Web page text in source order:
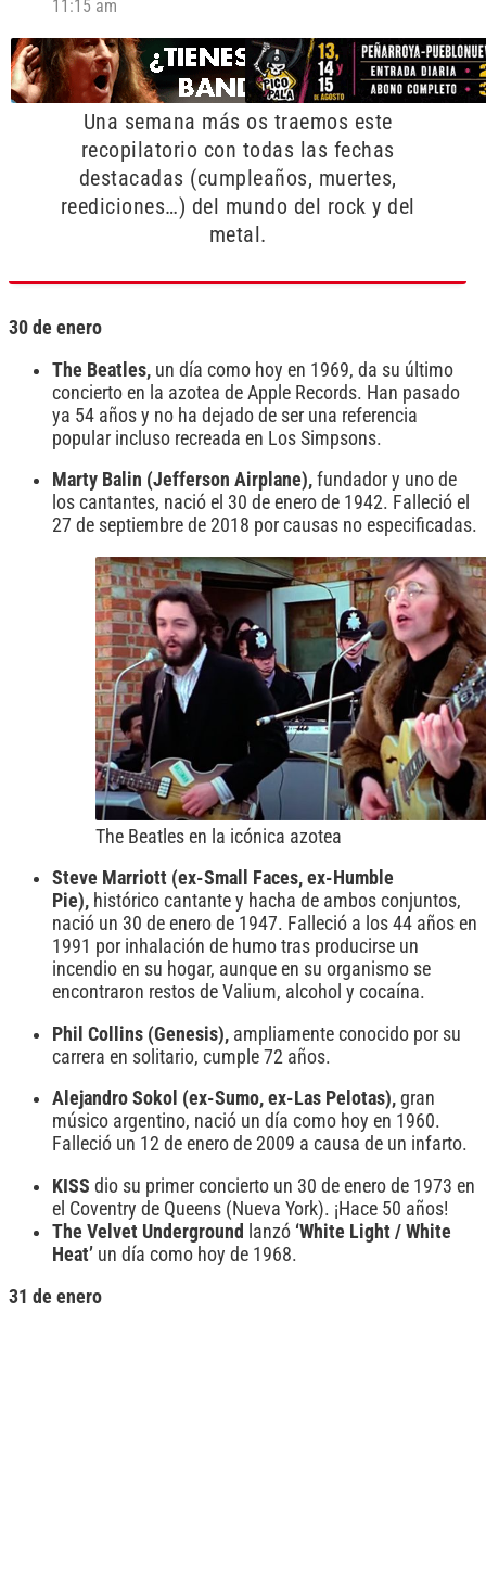
11:15 am
Una semana más os traemos este
recopilatorio con todas las fechas
destacadas (cumpleaños, muertes,
reediciones…) del mundo del rock y del
metal.
30 de enero
The Beatles, un día como hoy en 1969, da su último
concierto en la azotea de Apple Records. Han pasado
ya 54 años y no ha dejado de ser una referencia
popular incluso recreada en Los Simpsons.
Marty Balin (Jefferson Airplane), fundador y uno de
los cantantes, nació el 30 de enero de 1942. Falleció el
27 de septiembre de 2018 por causas no especificadas.
The Beatles en la icónica azotea
Steve Marriott (ex-Small Faces, ex-Humble
Pie), histórico cantante y hacha de ambos conjuntos,
nació un 30 de enero de 1947. Falleció a los 44 años en
1991 por inhalación de humo tras producirse un
incendio en su hogar, aunque en su organismo se
encontraron restos de Valium, alcohol y cocaína.
Phil Collins (Genesis), ampliamente conocido por su
carrera en solitario, cumple 72 años.
Alejandro Sokol (ex-Sumo, ex-Las Pelotas), gran
músico argentino, nació un día como hoy en 1960.
Falleció un 12 de enero de 2009 a causa de un infarto.
KISS dio su primer concierto un 30 de enero de 1973 en
el Coventry de Queens (Nueva York). ¡Hace 50 años!
The Velvet Underground lanzó ‘White Light / White
Heat’ un día como hoy de 1968.
31 de enero